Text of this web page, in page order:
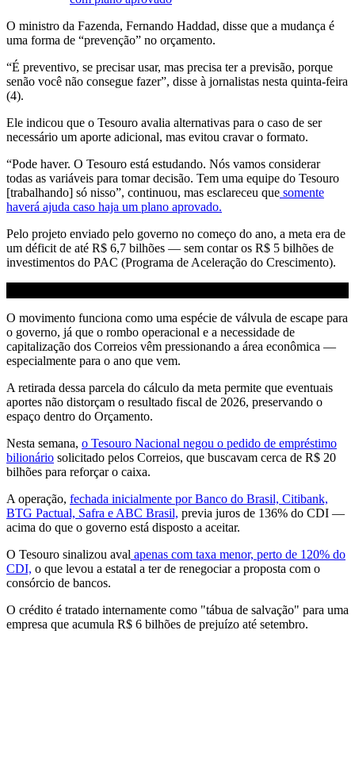
O ministro da Fazenda, Fernando Haddad, disse que a mudança é
uma forma de “prevenção” no orçamento.
“É preventivo, se precisar usar, mas precisa ter a previsão, porque
senão você não consegue fazer”, disse à jornalistas nesta quinta-feira
(4).
Ele indicou que o Tesouro avalia alternativas para o caso de ser
necessário um aporte adicional, mas evitou cravar o formato.
“Pode haver. O Tesouro está estudando. Nós vamos considerar
todas as variáveis para tomar decisão. Tem uma equipe do Tesouro
[trabalhando] só nisso”, continuou, mas esclareceu que somente
haverá ajuda caso haja um plano aprovado.
Pelo projeto enviado pelo governo no começo do ano, a meta era de
um déficit de até R$ 6,7 bilhões — sem contar os R$ 5 bilhões de
investimentos do PAC (Programa de Aceleração do Crescimento).
O movimento funciona como uma espécie de válvula de escape para
o governo, já que o rombo operacional e a necessidade de
capitalização dos Correios vêm pressionando a área econômica —
especialmente para o ano que vem.
A retirada dessa parcela do cálculo da meta permite que eventuais
aportes não distorçam o resultado fiscal de 2026, preservando o
espaço dentro do Orçamento.
Nesta semana, o Tesouro Nacional negou o pedido de empréstimo
bilionário solicitado pelos Correios, que buscavam cerca de R$ 20
bilhões para reforçar o caixa.
A operação, fechada inicialmente por Banco do Brasil, Citibank,
BTG Pactual, Safra e ABC Brasil, previa juros de 136% do CDI —
acima do que o governo está disposto a aceitar.
O Tesouro sinalizou aval apenas com taxa menor, perto de 120% do
CDI, o que levou a estatal a ter de renegociar a proposta com o
consórcio de bancos.
O crédito é tratado internamente como "tábua de salvação" para uma
empresa que acumula R$ 6 bilhões de prejuízo até setembro.